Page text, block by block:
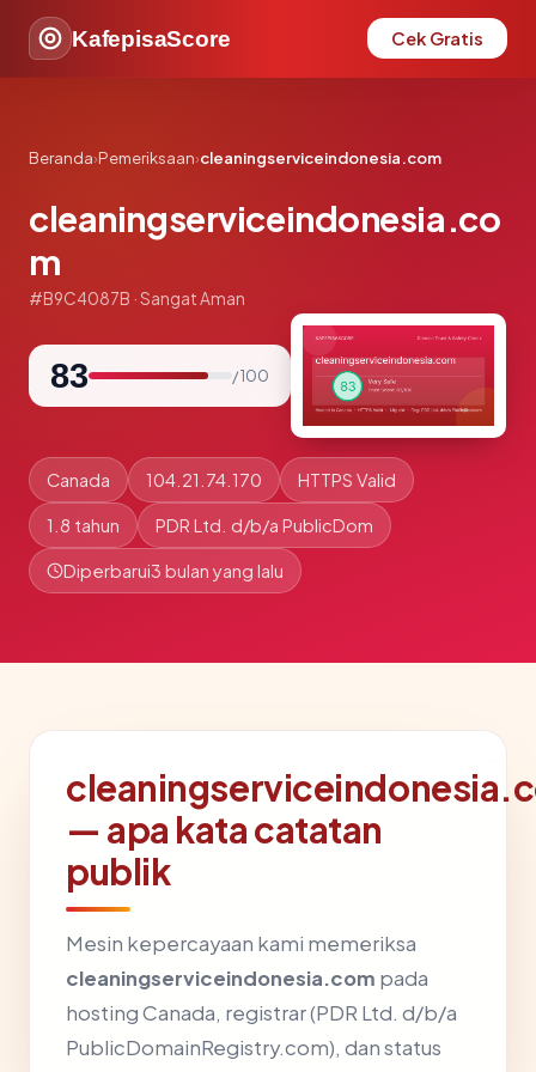
KafepisaScore Cek Gratis
Beranda›Pemeriksaan›cleaningserviceindonesia.com
cleaningserviceindonesia.co
m
#B9C4087B · Sangat Aman
83 / 100
Canada 104.21.74.170 HTTPS Valid
1.8 tahun PDR Ltd. d/b/a PublicDom
Diperbarui3 bulan yang lalu
— apa kata catatan
publik
Mesin kepercayaan kami memeriksa
cleaningserviceindonesia.com pada
hosting Canada, registrar (PDR Ltd. d/b/a
PublicDomainRegistry.com), dan status